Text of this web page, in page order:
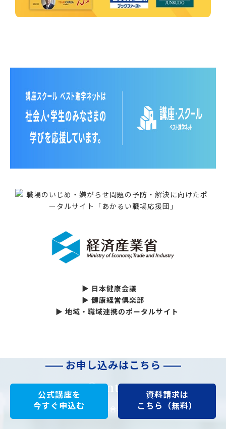
▶ 日本健康会議
▶ 健康経営倶楽部
▶ 地域・職域連携のポータルサイト
お申し込みはこちら
公式講座を
今すぐ申込む
資料請求は
こちら（無料）
Contact
お気軽にお問い合わせください。